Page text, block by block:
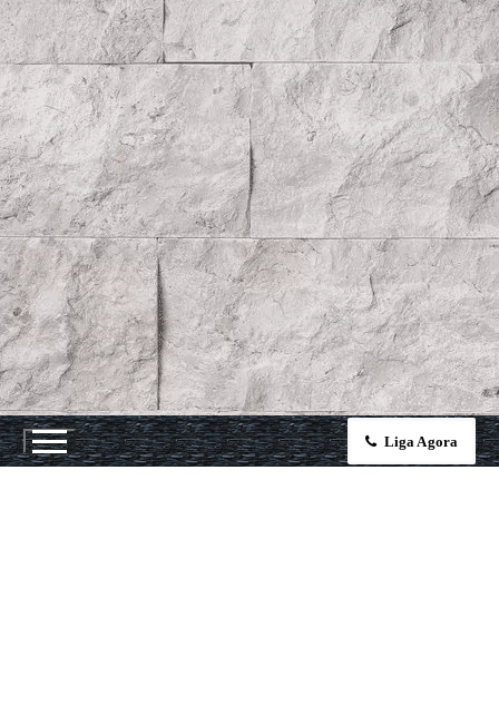
Liga Agora